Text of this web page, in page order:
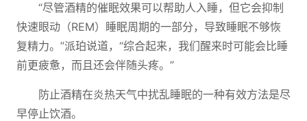
“尽管酒精的催眠效果可以帮助人入睡，但它会抑制
快速眼动（REM）睡眠周期的一部分，导致睡眠不够恢
复精力。”派珀说道，“综合起来，我们醒来时可能会比睡
前更疲惫，而且还会伴随头疼。”
防止酒精在炎热天气中扰乱睡眠的一种有效方法是尽
早停止饮酒。